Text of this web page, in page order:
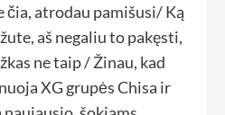
atrodau pamišusi/ Ką
aš negaliu to pakęsti,
ne taip / Žinau, kad
XG grupės Chisa ir